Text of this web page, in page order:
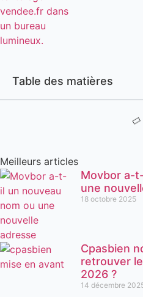
Table des matières
Meilleurs articles
Movbor a-
une
18 octobre 2025
Cpasbien
retrouver
2026 ?
14 décembre